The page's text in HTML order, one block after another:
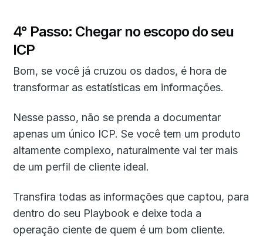
4° Passo: Chegar no escopo do seu
ICP
Bom, se você já cruzou os dados, é hora de
transformar as estatísticas em informações.
Nesse passo, não se prenda a documentar
apenas um único ICP. Se você tem um produto
altamente complexo, naturalmente vai ter mais
de um perfil de cliente ideal.
Transfira todas as informações que captou, para
dentro do seu Playbook e deixe toda a
operação ciente de quem é um bom cliente.